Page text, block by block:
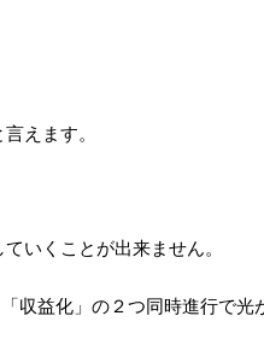
えます。
いくことが出来ません。
収益化」の２つ同時進行で